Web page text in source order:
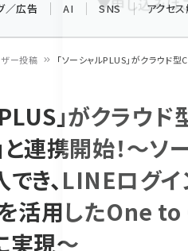
／広告 AI SNS アクセ
ー投稿 「ソーシャルPLUS」がクラウド
」がクラウ
連携開始！～ソ
でき、LINEログ
活用したOne
実現～
▼申し込み